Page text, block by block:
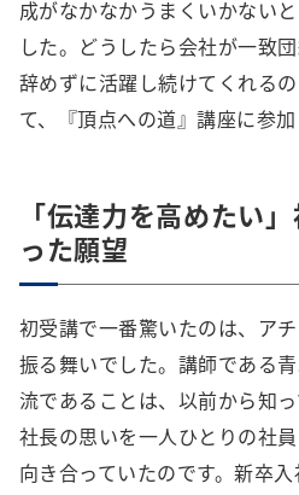
成がなかなかうまくいかない
した。どうしたら会社が一致
辞めずに活躍し続けてくれる
て、『頂点への道』講座に参加
「伝達力を高めたい
った願望
初受講で一番驚いたのは、ア
振る舞いでした。講師である
流であることは、以前から知
社長の思いを一人ひとりの社
向き合っていたのです。新卒